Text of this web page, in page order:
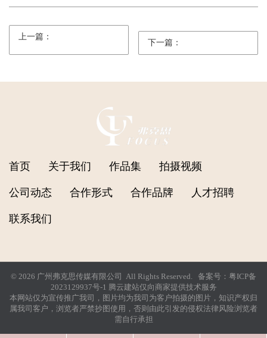
上一篇：
下一篇：
首页 关于我们 作品集 拍摄视频
公司动态 合作形式 合作品牌 人才招聘
联系我们
© 2026 广州弗克思传媒有限公司 All Rights Reserved. 备案号： 粤ICP备
2023129937号-1 腾云建站仅向商家提供技术服务
本网站仅为宣传推广我司，图片均为我司为客户拍摄的图片，知识产权归
属我司客户，浏览者严禁抄图使用，否则由此引发的侵权法律风险浏览者
需自行承担